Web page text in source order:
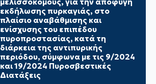
μελισσοκόμους, για την αποφυγή
εκδήλωσης πυρκαγιάς, στο
πλαίσιο αναβάθμισης και
ενίσχυσης του επιπέδου
πυροπροστασίας, κατά τη
διάρκεια της αντιπυρικής
περιόδου, σύμφωνα με τις 9/2024
και 19/2024 Πυροσβεστικές
Διατάξεις